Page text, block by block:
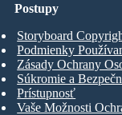
Postupy
Storyboard
Podmienky
Zásady Ochrany
Súkromie a
Prístupnosť
Vaše Možnosti